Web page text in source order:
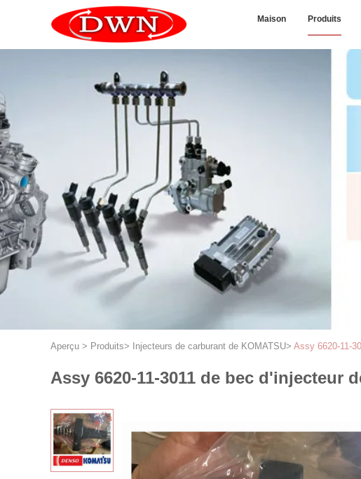
Maison Produits
Aperçu > Produits> Injecteurs de carburant de KOMATSU> Assy 6620-11-
Assy 6620-11-3011 de bec d'injecteur